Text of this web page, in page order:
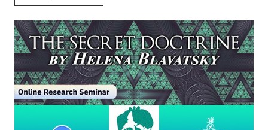
Пожертвовать денежные средства
Стать волонтером
Стать партнером